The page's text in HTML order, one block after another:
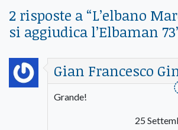
2 risposte a “L’elbano
si aggiudica l’Elbaman 73
Gian Francesco
Grande!
25